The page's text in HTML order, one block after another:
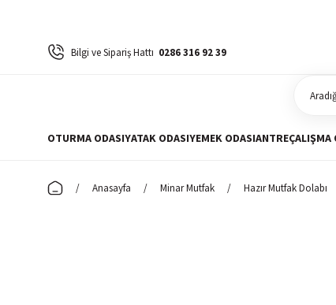
Bilgi ve Sipariş Hattı 0286 316 92 39
OTURMA ODASIYATAK ODASIYEMEK ODASIANTREÇALIŞMA
Anasayfa Minar Mutfak Hazır Mutfak Dolabı